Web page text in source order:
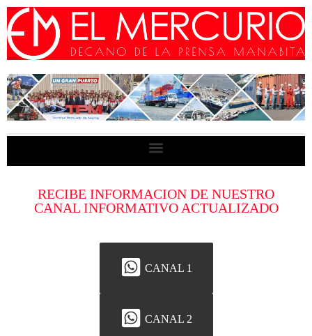
RECIBE INFORMACION DE NUESTRO
CANAL INFORMATIVO ACTUALIZADO
CANAL 1
CANAL 2